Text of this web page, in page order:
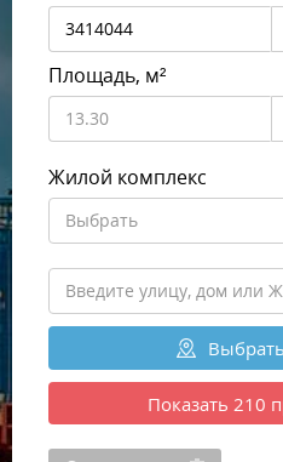
Площадь, м²
Жилой комплекс
Выбрать
Выбрать
Показать 210